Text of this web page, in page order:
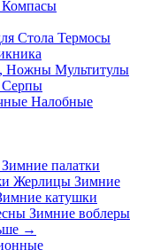
Компасы
Стола Термосы
Ножны Мультитулы
Серпы
Налобные
Зимние палатки
Жерлицы Зимние
катушки
Зимние воблеры
→